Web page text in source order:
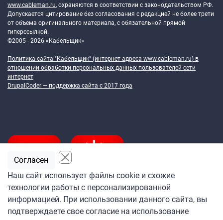
www.cableman.ru, охраняются в соответствии с законодательством РФ.
Допускается цитирование без согласования с редакцией не более трети
от объема оригинального материала, с обязательной прямой
гиперссылкой.
©2005 - 2026 «Кабельщик»
Политика сайта "Кабельщик" (интернет-адреса www.cableman.ru) в
отношении обработки персональных данных пользователей сети
интернет
DrupalCoder — поддержка сайта c 2017 года
Подпишитесь
на ежедневную рассылку
Наш сайт использует файлы cookie и схожие
технологии работы с персонализированной
информацией. При использовании данного сайта, вы
подтверждаете свое согласие на использование
Согласен